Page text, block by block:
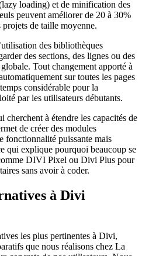
loading) et de minification des
peuvent améliorer de 20 à 30%
projets de taille moyenne.
des bibliothèques
des sections, des lignes ou des
Tout changement apporté à
sur toutes les pages
considérable pour la
par les utilisateurs débutants.
à étendre les capacités de
de créer des modules
fonctionnalité puissante mais
qui explique pourquoi beaucoup se
DIVI Pixel ou Divi Plus pour
sans avoir à coder.
à Divi
les plus pertinentes à Divi,
que nous réalisons chez La